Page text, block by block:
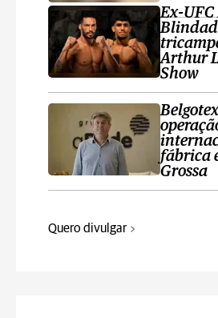
Ex-
Arthur
Show
fábrica
Grossa
Quero divulgar